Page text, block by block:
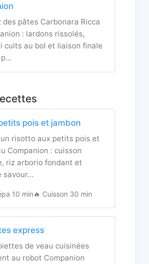
des pâtes Carbonara Ricca
: lardons rissolés,
cuits au bol et liaison finale
p…
pois et jambon
risotto aux petits pois et
Companion : cuisson
riz arborio fondant et
savour…
10 min🔥 Cuisson 30 min
express
de veau cuisinées
au robot Companion